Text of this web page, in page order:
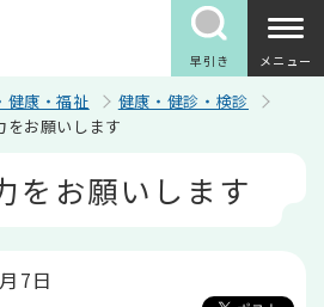
早引き メニュー
健康・福祉
健康・健診・検診
をお願いします
をお願いします
7日